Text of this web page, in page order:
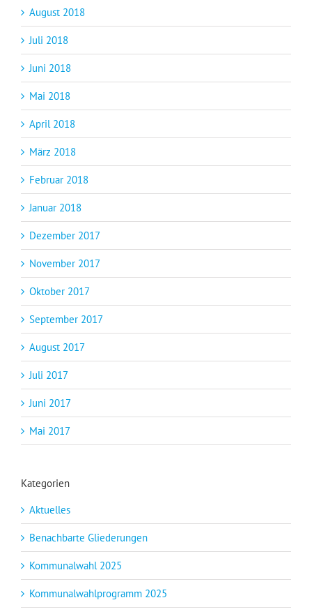
August 2018
Juli 2018
Juni 2018
Mai 2018
April 2018
März 2018
Februar 2018
Januar 2018
Dezember 2017
November 2017
Oktober 2017
September 2017
August 2017
Juli 2017
Juni 2017
Mai 2017
Kategorien
Aktuelles
Benachbarte Gliederungen
Kommunalwahl 2025
Kommunalwahlprogramm 2025